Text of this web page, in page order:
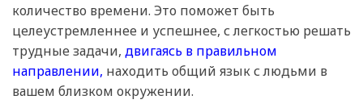
количество времени. Это поможет быть
целеустремленнее и успешнее, с легкостью решать
трудные задачи, двигаясь в правильном
направлении, находить общий язык с людьми в
вашем близком окружении.